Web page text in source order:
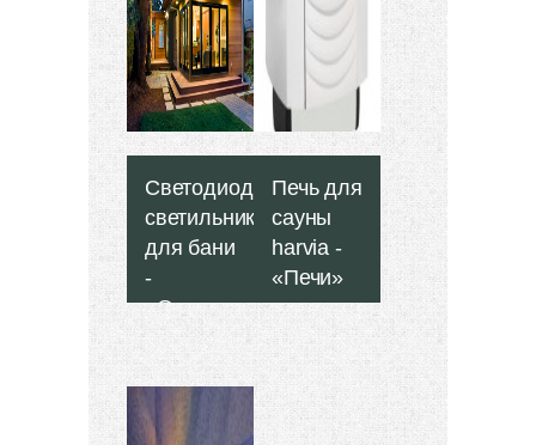
Светодиодные
светильники
для бани
-
«Отделка
бани»
Печь для
сауны
harvia -
«Печи»
Большинство
производителей